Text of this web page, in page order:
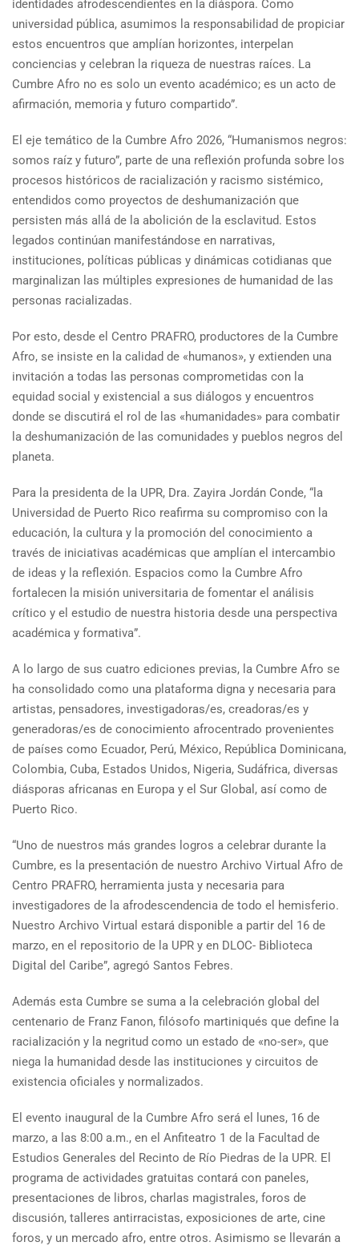
identidades afrodescendientes en la diáspora. Como
universidad pública, asumimos la responsabilidad de propiciar
estos encuentros que amplían horizontes, interpelan
conciencias y celebran la riqueza de nuestras raíces. La
Cumbre Afro no es solo un evento académico; es un acto de
afirmación, memoria y futuro compartido”.
El eje temático de la Cumbre Afro 2026, “Humanismos negros:
somos raíz y futuro”, parte de una reflexión profunda sobre los
procesos históricos de racialización y racismo sistémico,
entendidos como proyectos de deshumanización que
persisten más allá de la abolición de la esclavitud. Estos
legados continúan manifestándose en narrativas,
instituciones, políticas públicas y dinámicas cotidianas que
marginalizan las múltiples expresiones de humanidad de las
personas racializadas.
Por esto, desde el Centro PRAFRO, productores de la Cumbre
Afro, se insiste en la calidad de «humanos», y extienden una
invitación a todas las personas comprometidas con la
equidad social y existencial a sus diálogos y encuentros
donde se discutirá el rol de las «humanidades» para combatir
la deshumanización de las comunidades y pueblos negros del
planeta.
Para la presidenta de la UPR, Dra. Zayira Jordán Conde, “la
Universidad de Puerto Rico reafirma su compromiso con la
educación, la cultura y la promoción del conocimiento a
través de iniciativas académicas que amplían el intercambio
de ideas y la reflexión. Espacios como la Cumbre Afro
fortalecen la misión universitaria de fomentar el análisis
crítico y el estudio de nuestra historia desde una perspectiva
académica y formativa”.
A lo largo de sus cuatro ediciones previas, la Cumbre Afro se
ha consolidado como una plataforma digna y necesaria para
artistas, pensadores, investigadoras/es, creadoras/es y
generadoras/es de conocimiento afrocentrado provenientes
de países como Ecuador, Perú, México, República Dominicana,
Colombia, Cuba, Estados Unidos, Nigeria, Sudáfrica, diversas
diásporas africanas en Europa y el Sur Global, así como de
Puerto Rico.
“Uno de nuestros más grandes logros a celebrar durante la
Cumbre, es la presentación de nuestro Archivo Virtual Afro de
Centro PRAFRO, herramienta justa y necesaria para
investigadores de la afrodescendencia de todo el hemisferio.
Nuestro Archivo Virtual estará disponible a partir del 16 de
marzo, en el repositorio de la UPR y en DLOC- Biblioteca
Digital del Caribe”, agregó Santos Febres.
Además esta Cumbre se suma a la celebración global del
centenario de Franz Fanon, filósofo martiniqués que define la
racialización y la negritud como un estado de «no-ser», que
niega la humanidad desde las instituciones y circuitos de
existencia oficiales y normalizados.
El evento inaugural de la Cumbre Afro será el lunes, 16 de
marzo, a las 8:00 a.m., en el Anfiteatro 1 de la Facultad de
Estudios Generales del Recinto de Río Piedras de la UPR. El
programa de actividades gratuitas contará con paneles,
presentaciones de libros, charlas magistrales, foros de
discusión, talleres antirracistas, exposiciones de arte, cine
foros, y un mercado afro, entre otros. Asimismo se llevarán a